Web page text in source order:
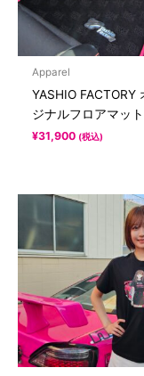
Apparel
YASHIO FACTORY
ジナルフロアマット
¥31,900 (税込)